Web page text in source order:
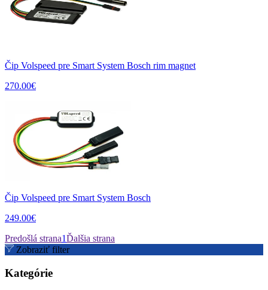
Čip Volspeed pre Smart System Bosch rim magnet
270.00€
Čip Volspeed pre Smart System Bosch
249.00€
Predošlá strana1Ďalšia strana
Zobraziť filter
Kategórie